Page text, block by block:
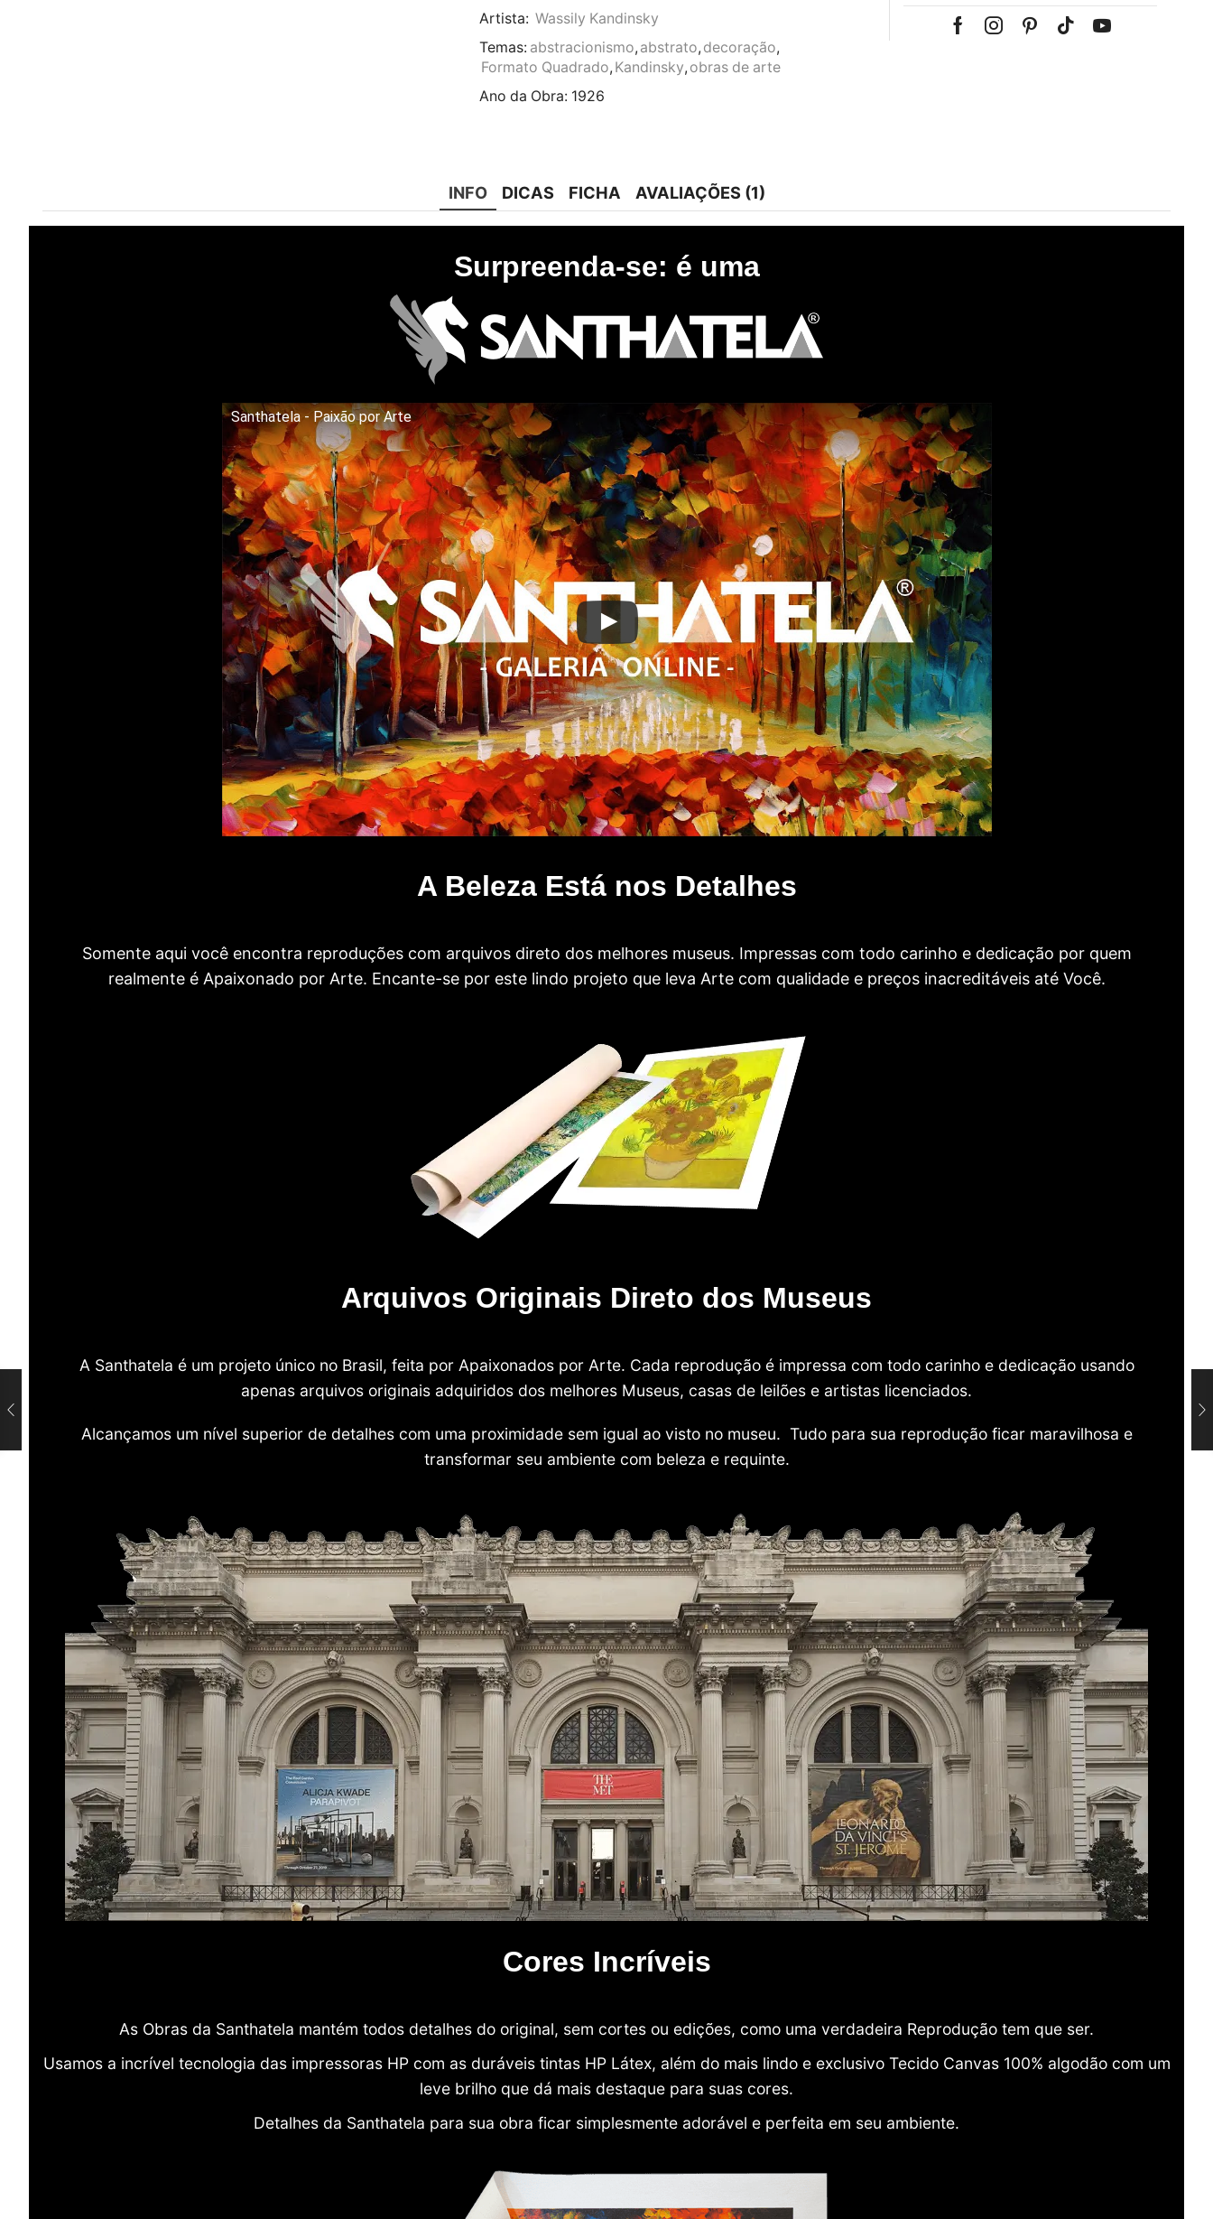
Artista: Wassily Kandinsky
Temas: abstracionismo, abstrato, decoração,
Formato Quadrado, Kandinsky, obras de arte
Ano da Obra: 1926
FacebookInstagramPinterest
Tik-Youtube
INFO DICAS FICHA AVALIAÇÕES (1)
Surpreenda-se: é uma
Santhatela - Paixão por Arte
A Beleza Está nos Detalhes
Somente aqui você encontra reproduções com arquivos direto dos melhores museus. Impressas com todo carinho e dedicação por quem
realmente é Apaixonado por Arte. Encante-se por este lindo projeto que leva Arte com qualidade e preços inacreditáveis até Você.
Arquivos Originais Direto dos Museus
A Santhatela é um projeto único no Brasil, feita por Apaixonados por Arte. Cada reprodução é impressa com todo carinho e dedicação usando
apenas arquivos originais adquiridos dos melhores Museus, casas de leilões e artistas licenciados.
Alcançamos um nível superior de detalhes com uma proximidade sem igual ao visto no museu. Tudo para sua reprodução ficar maravilhosa e
transformar seu ambiente com beleza e requinte.
Cores Incríveis
As Obras da Santhatela mantém todos detalhes do original, sem cortes ou edições, como uma verdadeira Reprodução tem que ser.
Usamos a incrível tecnologia das impressoras HP com as duráveis tintas HP Látex, além do mais lindo e exclusivo Tecido Canvas 100% algodão com um
leve brilho que dá mais destaque para suas cores.
Detalhes da Santhatela para sua obra ficar simplesmente adorável e perfeita em seu ambiente.